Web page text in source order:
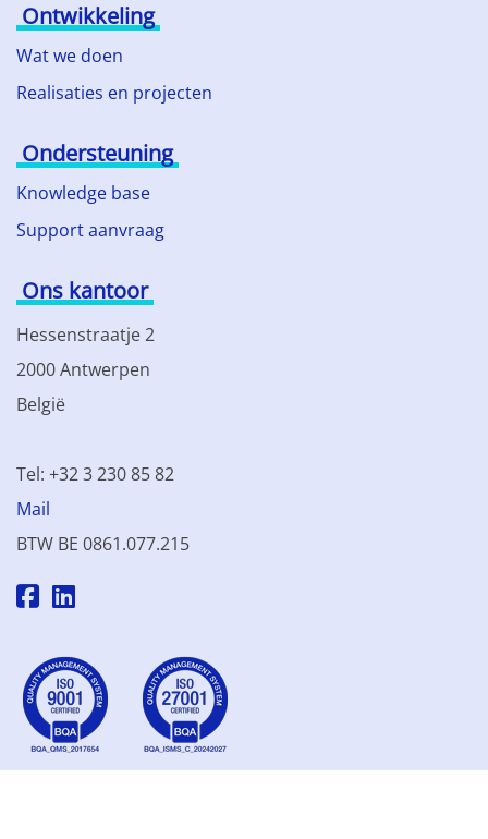
Ontwikkeling
Wat we doen
Realisaties en projecten
Ondersteuning
Knowledge base
Support aanvraag
Ons kantoor
Hessenstraatje 2
2000 Antwerpen
België
Tel: +32 3 230 85 82
Mail
BTW BE 0861.077.215